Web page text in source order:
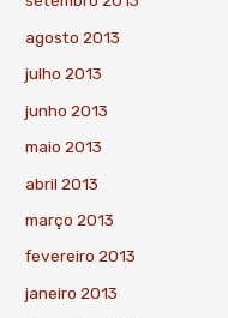
agosto 2013
julho 2013
junho 2013
maio 2013
abril 2013
março 2013
fevereiro 2013
janeiro 2013